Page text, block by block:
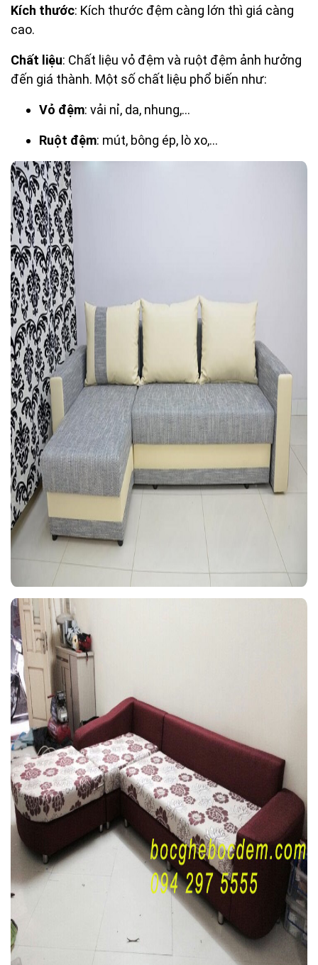
Kích thước: Kích thước đệm càng lớn thì giá càng
cao.
Chất liệu: Chất liệu vỏ đệm và ruột đệm ảnh hưởng
đến giá thành. Một số chất liệu phổ biến như:
Vỏ đệm: vải nỉ, da, nhung,...
Ruột đệm: mút, bông ép, lò xo,...